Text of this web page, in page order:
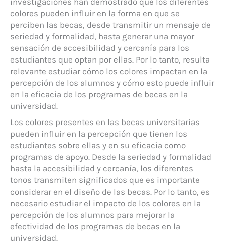
colores pueden influir en la forma en que se
perciben las becas, desde transmitir un mensaje de
seriedad y formalidad, hasta generar una mayor
sensación de accesibilidad y cercanía para los
estudiantes que optan por ellas. Por lo tanto, resulta
relevante estudiar cómo los colores impactan en la
percepción de los alumnos y cómo esto puede influir
en la eficacia de los programas de becas en la
universidad.
Los colores presentes en las becas universitarias
pueden influir en la percepción que tienen los
estudiantes sobre ellas y en su eficacia como
programas de apoyo. Desde la seriedad y formalidad
hasta la accesibilidad y cercanía, los diferentes
tonos transmiten significados que es importante
considerar en el diseño de las becas. Por lo tanto, es
necesario estudiar el impacto de los colores en la
percepción de los alumnos para mejorar la
efectividad de los programas de becas en la
universidad.